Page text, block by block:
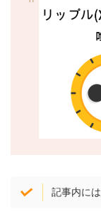
記事内に